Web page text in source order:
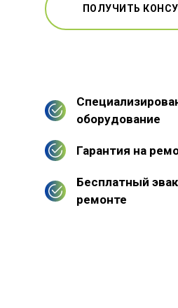
ПОЛУЧИТЬ
оборудование
Гарантия на
Бесплатный
ремонте